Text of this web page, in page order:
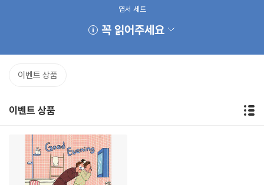
엽서 세트
꼭 읽어주세요
이벤트 상품
이벤트 상품